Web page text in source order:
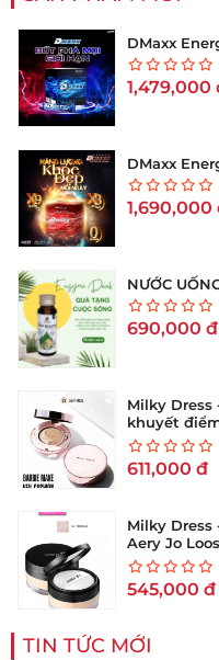
DMaxx
1,479,000
DMaxx
1,690,000
NƯỚC
690,000 đ
Milky
khuyết điểm
No 21 (Hộp
611,000 đ
Milky
Aery Jo
tông sáng
545,000 đ
TIN TỨC MỚI